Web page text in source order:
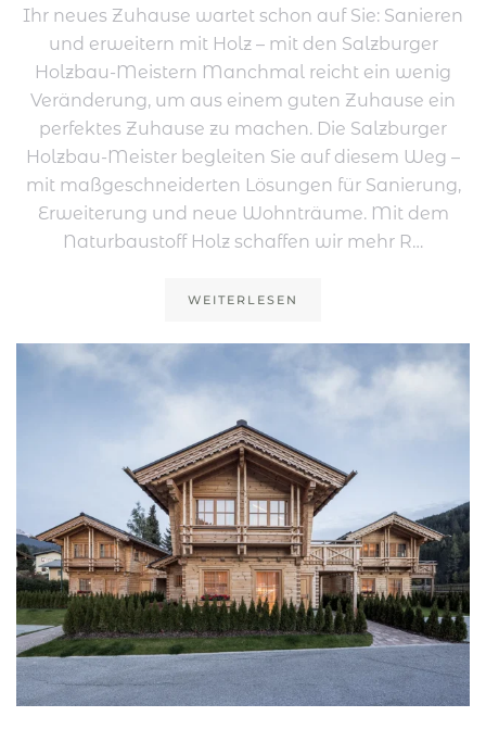
Ihr neues Zuhause wartet schon auf Sie: Sanieren
und erweitern mit Holz – mit den Salzburger
Holzbau-Meistern Manchmal reicht ein wenig
Veränderung, um aus einem guten Zuhause ein
perfektes Zuhause zu machen. Die Salzburger
Holzbau-Meister begleiten Sie auf diesem Weg –
mit maßgeschneiderten Lösungen für Sanierung,
Erweiterung und neue Wohnträume. Mit dem
Naturbaustoff Holz schaffen wir mehr R…
WEITERLESEN